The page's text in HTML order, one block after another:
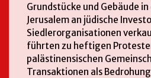
Grundstücke und Gebäude
Jerusalem an jüdische
Siedlerorganisationen
führten zu heftigen
palästinensischen
Transaktionen als